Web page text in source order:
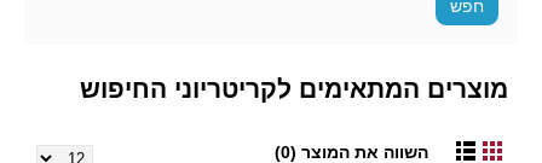
מוצרים המתאימים לקריטריוני החיפוש
השווה את המוצר (0)